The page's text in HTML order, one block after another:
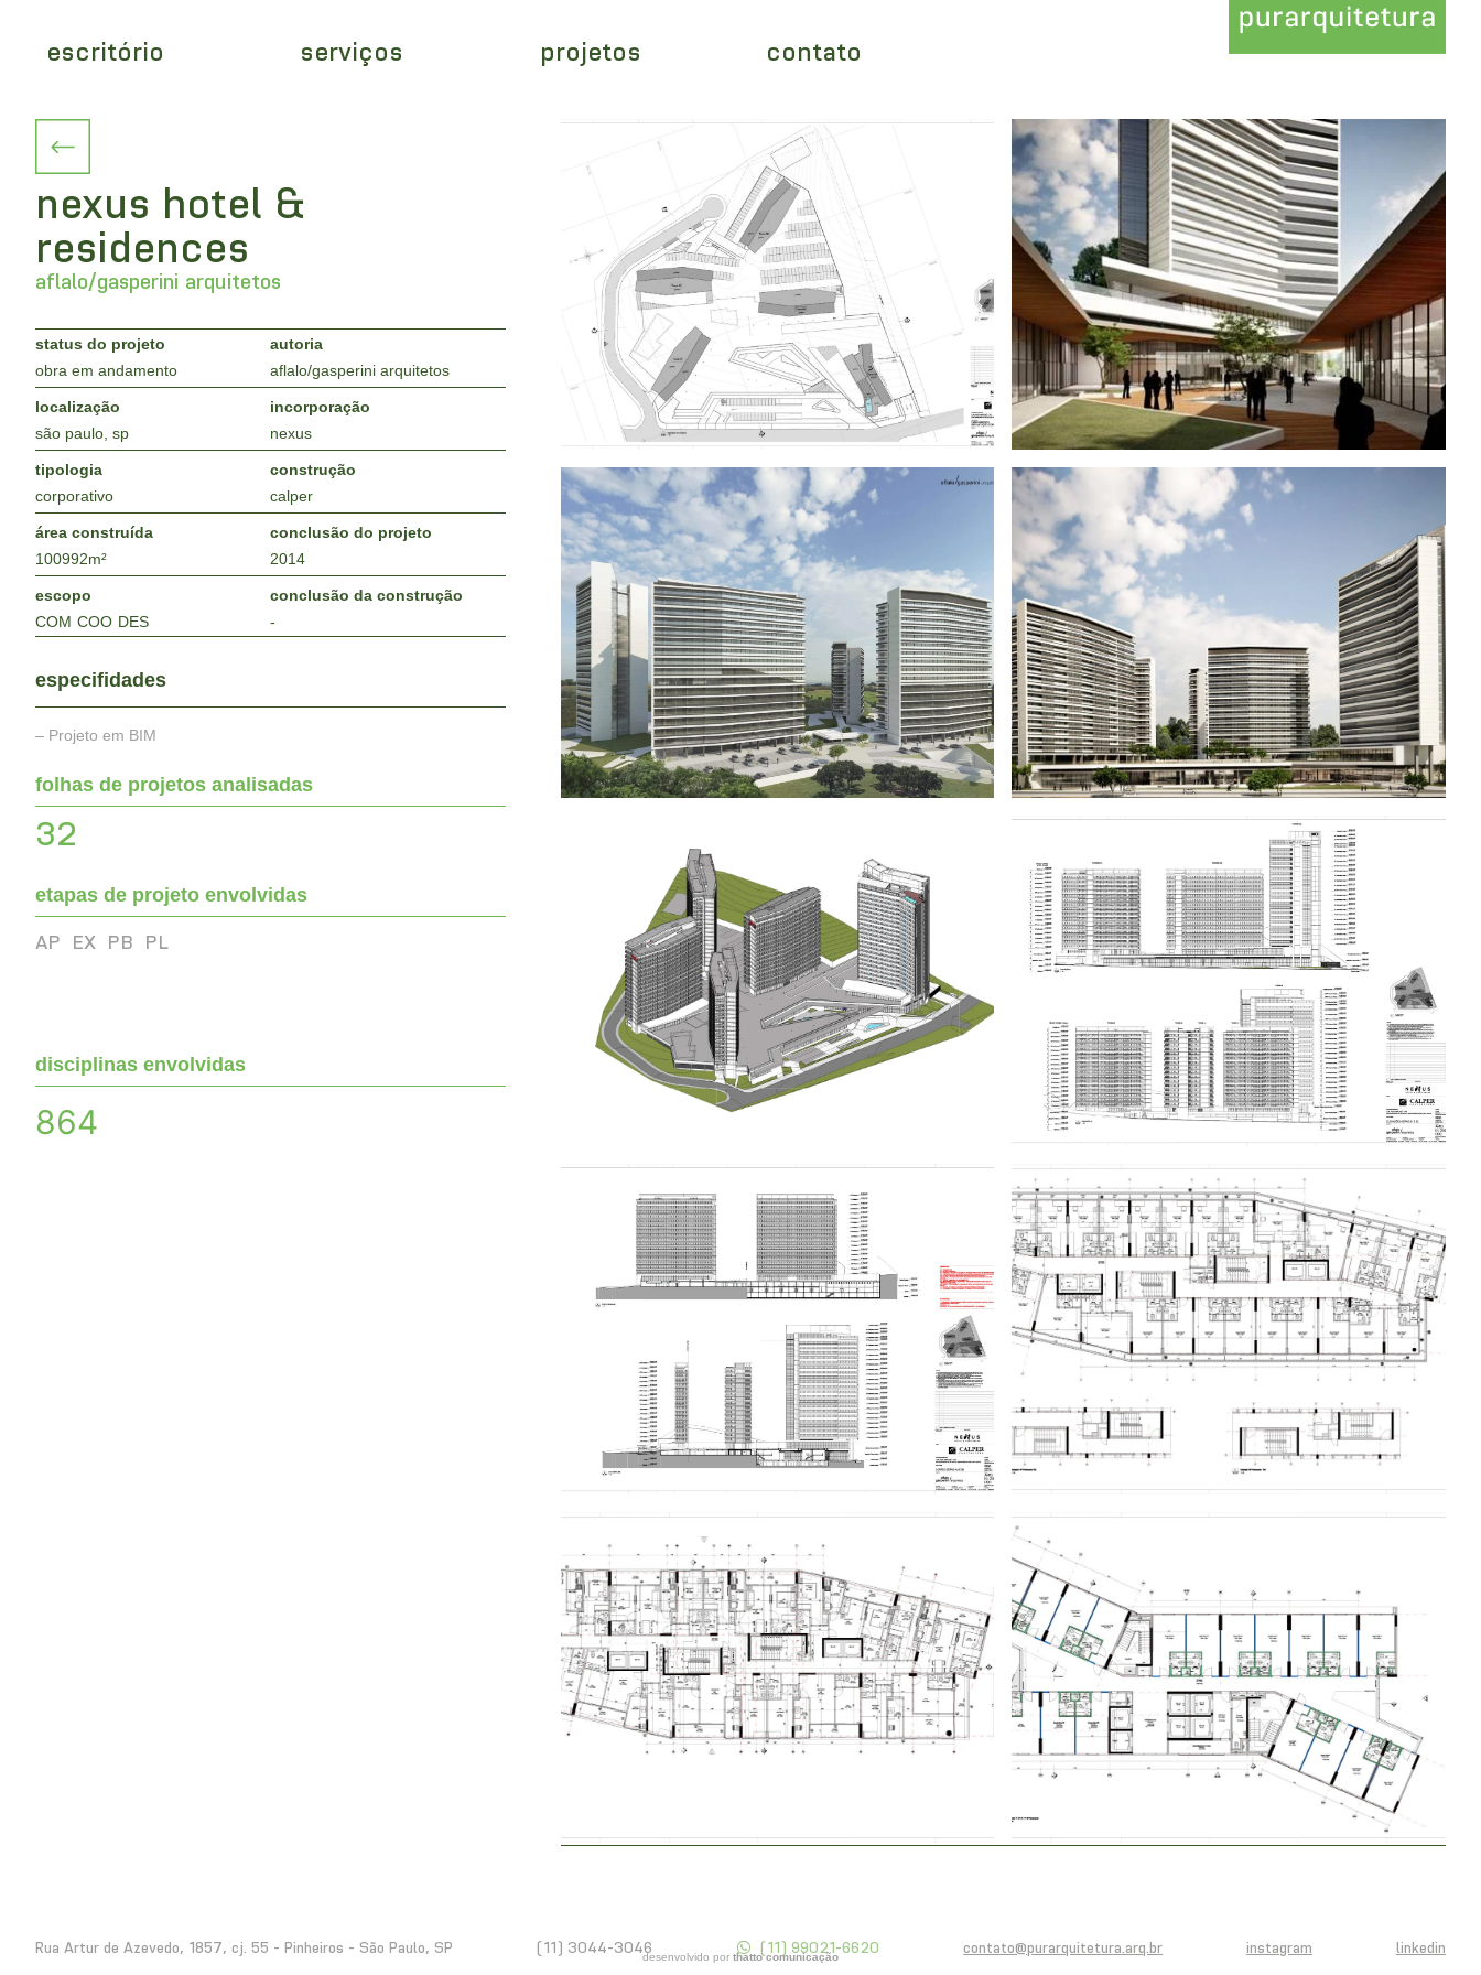
escritório serviços projetos contato
nexus hotel &
residences
aflalo/gasperini arquitetos
status do projeto
obra em andamento
localização
são paulo, sp
tipologia
corporativo
área construída
100992m²
escopo
COM COO DES
autoria
aflalo/gasperini arquitetos
incorporação
nexus
construção
calper
conclusão do projeto
2014
conclusão da construção
-
especifidades
– Projeto em BIM
folhas de projetos analisadas
32
etapas de projeto envolvidas
AP EX PB PL
disciplinas envolvidas
864
Rua Artur de Azevedo, 1857, cj. 55 - Pinheiros - São Paulo, SP (11) 3044-3046 (11) 99021-6620 contato@purarquitetura.arq.br instagram linkedin
desenvolvido por thatto comunicação